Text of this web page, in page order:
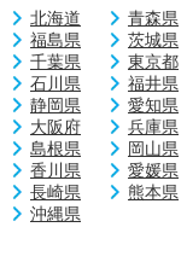
北海道 青森県
福島県
茨城県
千葉県
東京都
石川県
福井県
静岡県
愛知県
大阪府
兵庫県
島根県
岡山県
香川県
愛媛県
長崎県
熊本県
沖縄県